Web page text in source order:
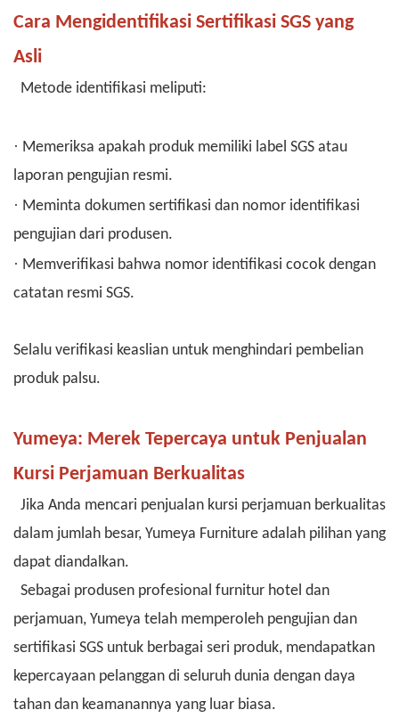
Cara Mengidentifikasi Sertifikasi SGS yang
Asli
Metode identifikasi meliputi:
· Memeriksa apakah produk memiliki label SGS atau
laporan pengujian resmi.
· Meminta dokumen sertifikasi dan nomor identifikasi
pengujian dari produsen.
· Memverifikasi bahwa nomor identifikasi cocok dengan
catatan resmi SGS.
Selalu verifikasi keaslian untuk menghindari pembelian
produk palsu.
Yumeya: Merek Tepercaya untuk Penjualan
Kursi Perjamuan Berkualitas
Jika Anda mencari penjualan kursi perjamuan berkualitas
dalam jumlah besar, Yumeya Furniture adalah pilihan yang
dapat diandalkan.
Sebagai produsen profesional furnitur hotel dan
perjamuan, Yumeya telah memperoleh pengujian dan
sertifikasi SGS untuk berbagai seri produk, mendapatkan
kepercayaan pelanggan di seluruh dunia dengan daya
tahan dan keamanannya yang luar biasa.